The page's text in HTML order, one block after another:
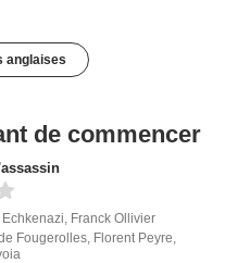
anglaises
de commencer
Franck Ollivier
Fougerolles Florent Peyre